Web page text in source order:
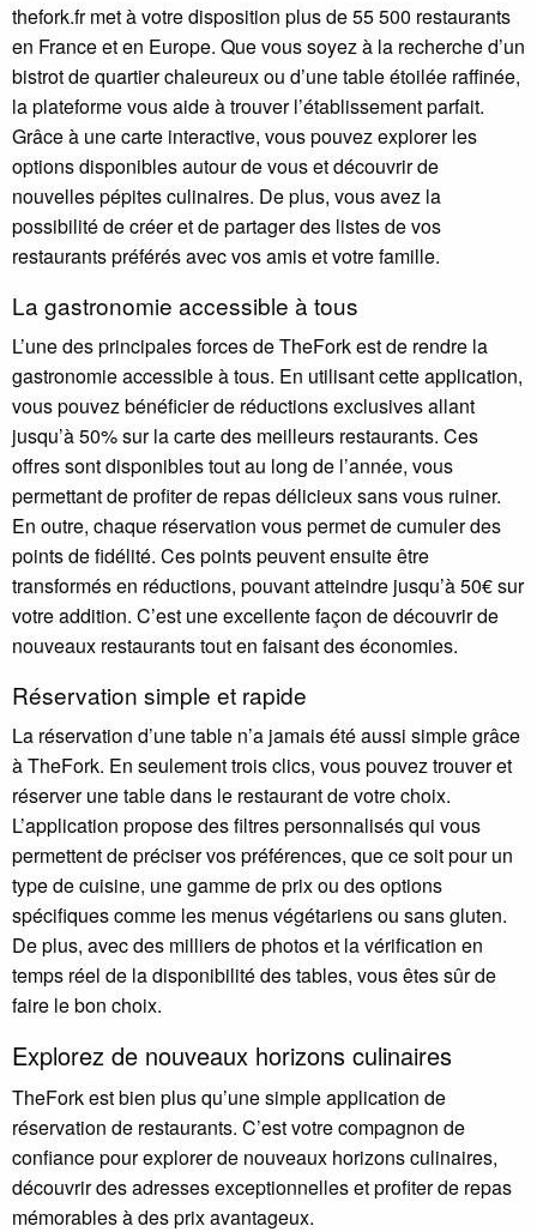
thefork.fr met à votre disposition plus de 55 500 restaurants
en France et en Europe. Que vous soyez à la recherche d’un
bistrot de quartier chaleureux ou d’une table étoilée raffinée,
la plateforme vous aide à trouver l’établissement parfait.
Grâce à une carte interactive, vous pouvez explorer les
options disponibles autour de vous et découvrir de
nouvelles pépites culinaires. De plus, vous avez la
possibilité de créer et de partager des listes de vos
restaurants préférés avec vos amis et votre famille.
La gastronomie accessible à tous
L’une des principales forces de TheFork est de rendre la
gastronomie accessible à tous. En utilisant cette application,
vous pouvez bénéficier de réductions exclusives allant
jusqu’à 50% sur la carte des meilleurs restaurants. Ces
offres sont disponibles tout au long de l’année, vous
permettant de profiter de repas délicieux sans vous ruiner.
En outre, chaque réservation vous permet de cumuler des
points de fidélité. Ces points peuvent ensuite être
transformés en réductions, pouvant atteindre jusqu’à 50€ sur
votre addition. C’est une excellente façon de découvrir de
nouveaux restaurants tout en faisant des économies.
Réservation simple et rapide
La réservation d’une table n’a jamais été aussi simple grâce
à TheFork. En seulement trois clics, vous pouvez trouver et
réserver une table dans le restaurant de votre choix.
L’application propose des filtres personnalisés qui vous
permettent de préciser vos préférences, que ce soit pour un
type de cuisine, une gamme de prix ou des options
spécifiques comme les menus végétariens ou sans gluten.
De plus, avec des milliers de photos et la vérification en
temps réel de la disponibilité des tables, vous êtes sûr de
faire le bon choix.
Explorez de nouveaux horizons culinaires
TheFork est bien plus qu’une simple application de
réservation de restaurants. C’est votre compagnon de
confiance pour explorer de nouveaux horizons culinaires,
découvrir des adresses exceptionnelles et profiter de repas
mémorables à des prix avantageux.